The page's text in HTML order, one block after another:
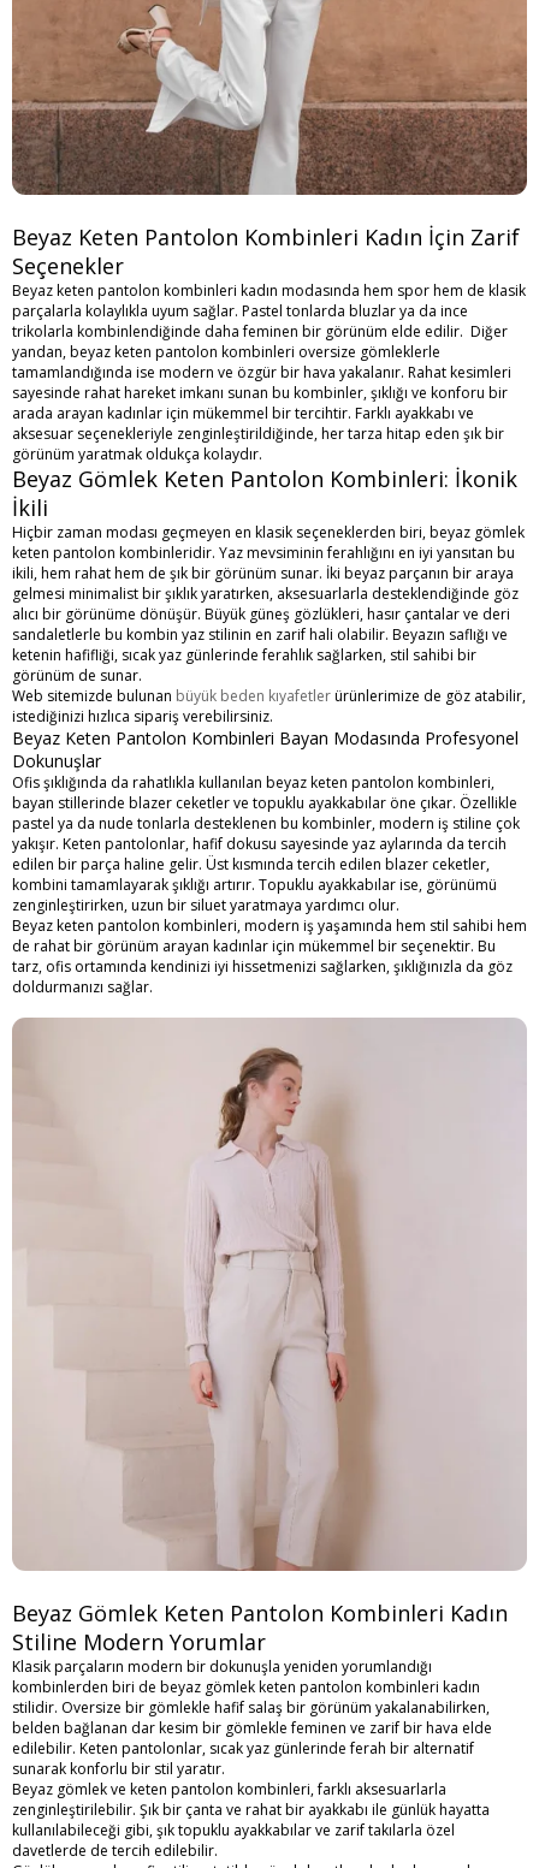
Beyaz Keten Pantolon Kombinleri Kadın İçin Zarif
Seçenekler
Beyaz keten pantolon kombinleri kadın modasında hem spor hem de klasik
parçalarla kolaylıkla uyum sağlar. Pastel tonlarda bluzlar ya da ince
trikolarla kombinlendiğinde daha feminen bir görünüm elde edilir. Diğer
yandan, beyaz keten pantolon kombinleri oversize gömleklerle
tamamlandığında ise modern ve özgür bir hava yakalanır. Rahat kesimleri
sayesinde rahat hareket imkanı sunan bu kombinler, şıklığı ve konforu bir
arada arayan kadınlar için mükemmel bir tercihtir. Farklı ayakkabı ve
aksesuar seçenekleriyle zenginleştirildiğinde, her tarza hitap eden şık bir
görünüm yaratmak oldukça kolaydır.
Beyaz Gömlek Keten Pantolon Kombinleri: İkonik
İkili
Hiçbir zaman modası geçmeyen en klasik seçeneklerden biri, beyaz gömlek
keten pantolon kombinleridir. Yaz mevsiminin ferahlığını en iyi yansıtan bu
ikili, hem rahat hem de şık bir görünüm sunar. İki beyaz parçanın bir araya
gelmesi minimalist bir şıklık yaratırken, aksesuarlarla desteklendiğinde göz
alıcı bir görünüme dönüşür. Büyük güneş gözlükleri, hasır çantalar ve deri
sandaletlerle bu kombin yaz stilinin en zarif hali olabilir. Beyazın saflığı ve
ketenin hafifliği, sıcak yaz günlerinde ferahlık sağlarken, stil sahibi bir
görünüm de sunar.
Web sitemizde bulunan büyük beden kıyafetlerürünlerimize de göz atabilir,
istediğinizi hızlıca sipariş verebilirsiniz.
Beyaz Keten Pantolon Kombinleri Bayan Modasında Profesyonel
Dokunuşlar
Ofis şıklığında da rahatlıkla kullanılan beyaz keten pantolon kombinleri,
bayan stillerinde blazer ceketler ve topuklu ayakkabılar öne çıkar. Özellikle
pastel ya da nude tonlarla desteklenen bu kombinler, modern iş stiline çok
yakışır. Keten pantolonlar, hafif dokusu sayesinde yaz aylarında da tercih
edilen bir parça haline gelir. Üst kısmında tercih edilen blazer ceketler,
kombini tamamlayarak şıklığı artırır. Topuklu ayakkabılar ise, görünümü
zenginleştirirken, uzun bir siluet yaratmaya yardımcı olur.
Beyaz keten pantolon kombinleri, modern iş yaşamında hem stil sahibi hem
de rahat bir görünüm arayan kadınlar için mükemmel bir seçenektir. Bu
tarz, ofis ortamında kendinizi iyi hissetmenizi sağlarken, şıklığınızla da göz
doldurmanızı sağlar.
Beyaz Gömlek Keten Pantolon Kombinleri Kadın
Stiline Modern Yorumlar
Klasik parçaların modern bir dokunuşla yeniden yorumlandığı
kombinlerden biri de beyaz gömlek keten pantolon kombinleri kadın
stilidir. Oversize bir gömlekle hafif salaş bir görünüm yakalanabilirken,
belden bağlanan dar kesim bir gömlekle feminen ve zarif bir hava elde
edilebilir. Keten pantolonlar, sıcak yaz günlerinde ferah bir alternatif
sunarak konforlu bir stil yaratır.
Beyaz gömlek ve keten pantolon kombinleri, farklı aksesuarlarla
zenginleştirilebilir. Şık bir çanta ve rahat bir ayakkabı ile günlük hayatta
kullanılabileceği gibi, şık topuklu ayakkabılar ve zarif takılarla özel
davetlerde de tercih edilebilir.